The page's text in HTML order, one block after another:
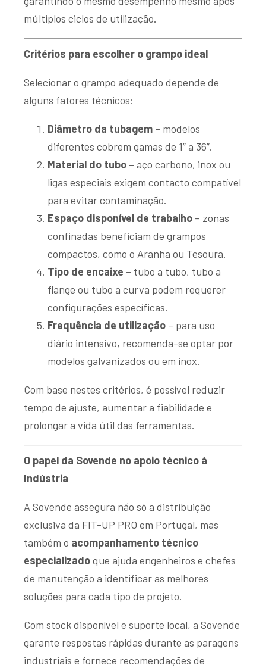
múltiplos ciclos de utilização.
Critérios para escolher o grampo ideal
Selecionar o grampo adequado depende de
alguns fatores técnicos:
Diâmetro da tubagem – modelos
diferentes cobrem gamas de 1” a 36”.
Material do tubo – aço carbono, inox ou
ligas especiais exigem contacto compatível
para evitar contaminação.
Espaço disponível de trabalho – zonas
confinadas beneficiam de grampos
compactos, como o Aranha ou Tesoura.
Tipo de encaixe – tubo a tubo, tubo a
flange ou tubo a curva podem requerer
configurações específicas.
Frequência de utilização – para uso
diário intensivo, recomenda-se optar por
modelos galvanizados ou em inox.
Com base nestes critérios, é possível reduzir
tempo de ajuste, aumentar a fiabilidade e
prolongar a vida útil das ferramentas.
O papel da Sovende no apoio técnico à
Indústria
A Sovende assegura não só a distribuição
exclusiva da FIT-UP PRO em Portugal, mas
também o acompanhamento técnico
especializadoque ajuda engenheiros e chefes
de manutenção a identificar as melhores
soluções para cada tipo de projeto.
Com stock disponível e suporte local, a Sovende
garante respostas rápidas durante as paragens
industriais e fornece recomendações de